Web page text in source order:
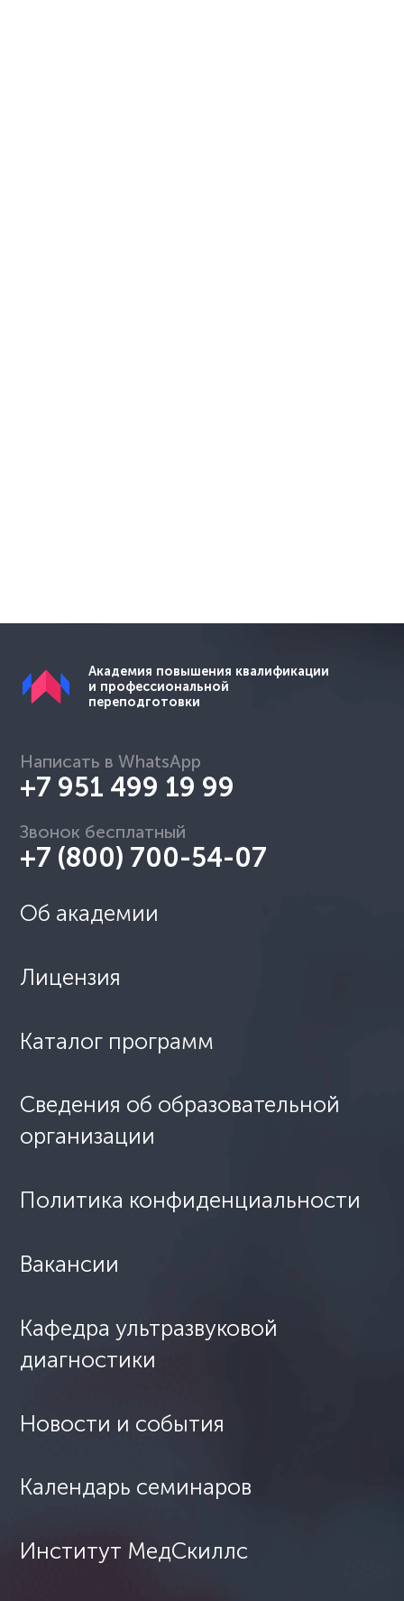
Академия повышения квалификации
и профессиональной
переподготовки
Написать в WhatsApp
+7 951 499 19 99
Звонок бесплатный
+7 (800) 700-54-07
Об академии
Лицензия
Каталог программ
Сведения об образовательной
организации
Политика конфиденциальности
Вакансии
Кафедра ультразвуковой
диагностики
Новости и события
Календарь семинаров
Институт МедСкиллс